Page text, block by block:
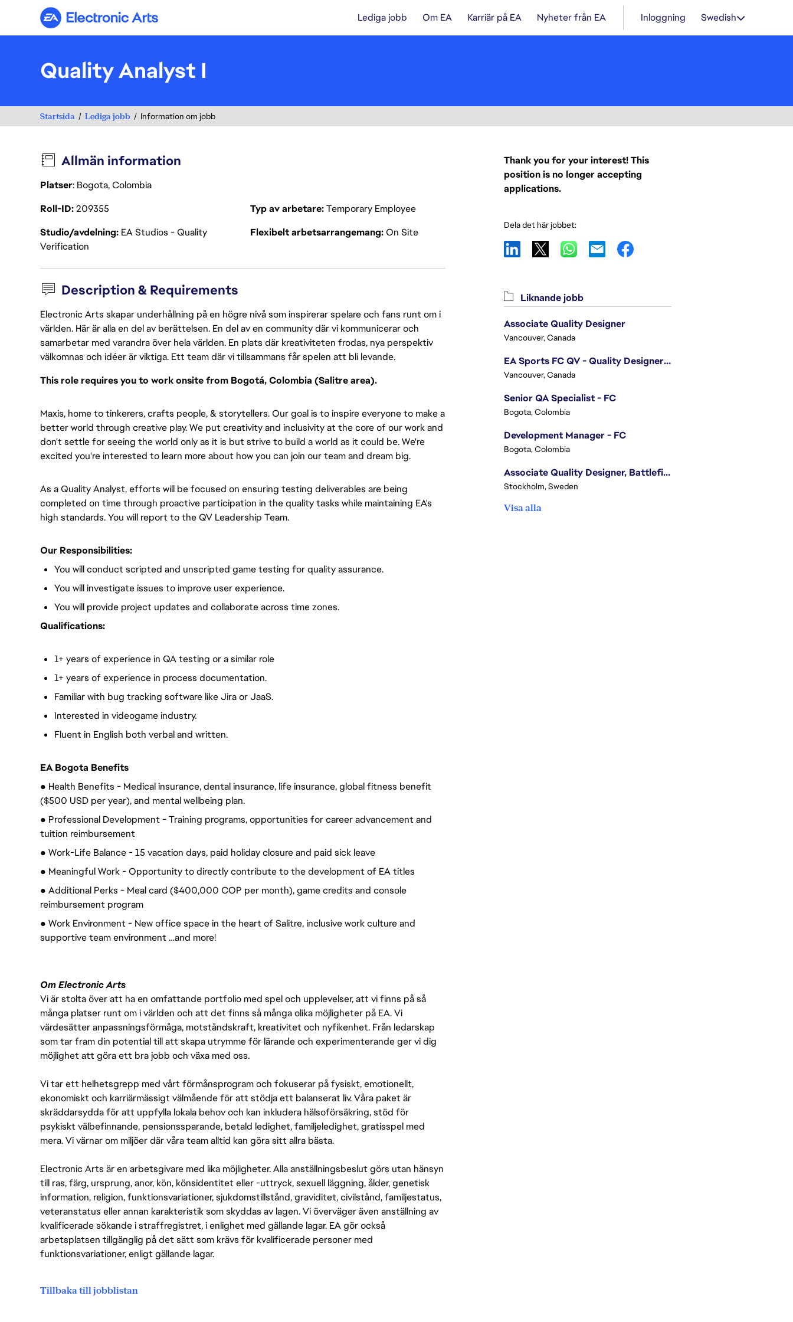
Electronic Arts Lediga jobb Om EA Karriär på EA Nyheter från EA Inloggning Swedish
Quality Analyst I
Startsida Lediga jobb Information om jobb
Allmän information
Platser: Bogota, Colombia
Roll-ID209355 Typ av arbetare Temporary Employee
Studio/avdelning EA Studios - Quality
Verification
Flexibelt arbetsarrangemang On Site
Description & Requirements
Electronic Arts skapar underhållning på en högre nivå som inspirerar spelare och fans runt om i
världen. Här är alla en del av berättelsen. En del av en community där vi kommunicerar och
samarbetar med varandra över hela världen. En plats där kreativiteten frodas, nya perspektiv
välkomnas och idéer är viktiga. Ett team där vi tillsammans får spelen att bli levande.
This role requires you to work onsite from Bogotá, Colombia (Salitre area).
Maxis, home to tinkerers, crafts people, & storytellers. Our goal is to inspire everyone to make a
better world through creative play. We put creativity and inclusivity at the core of our work and
don't settle for seeing the world only as it is but strive to build a world as it could be. We're
excited you're interested to learn more about how you can join our team and dream big.
As a Quality Analyst, efforts will be focused on ensuring testing deliverables are being
completed on time through proactive participation in the quality tasks while maintaining EA's
high standards. You will report to the QV Leadership Team.
Our Responsibilities:
You will conduct scripted and unscripted game testing for quality assurance.
You will investigate issues to improve user experience.
You will provide project updates and collaborate across time zones.
Qualifications:
1+ years of experience in QA testing or a similar role
1+ years of experience in process documentation.
Familiar with bug tracking software like Jira or JaaS.
Interested in videogame industry.
Fluent in English both verbal and written.
EA Bogota Benefits
● Health Benefits - Medical insurance, dental insurance, life insurance, global fitness benefit
($500 USD per year), and mental wellbeing plan.
● Professional Development - Training programs, opportunities for career advancement and
tuition reimbursement
● Work-Life Balance - 15 vacation days, paid holiday closure and paid sick leave
● Meaningful Work - Opportunity to directly contribute to the development of EA titles
● Additional Perks - Meal card ($400,000 COP per month), game credits and console
reimbursement program
● Work Environment - New office space in the heart of Salitre, inclusive work culture and
supportive team environment …and more!
Om Electronic Arts
Vi är stolta över att ha en omfattande portfolio med spel och upplevelser, att vi finns på så
många platser runt om i världen och att det finns så många olika möjligheter på EA. Vi
värdesätter anpassningsförmåga, motståndskraft, kreativitet och nyfikenhet. Från ledarskap
som tar fram din potential till att skapa utrymme för lärande och experimenterande ger vi dig
möjlighet att göra ett bra jobb och växa med oss.
Vi tar ett helhetsgrepp med vårt förmånsprogram och fokuserar på fysiskt, emotionellt,
ekonomiskt och karriärmässigt välmående för att stödja ett balanserat liv. Våra paket är
skräddarsydda för att uppfylla lokala behov och kan inkludera hälsoförsäkring, stöd för
psykiskt välbefinnande, pensionssparande, betald ledighet, familjeledighet, gratisspel med
mera. Vi värnar om miljöer där våra team alltid kan göra sitt allra bästa.
Electronic Arts är en arbetsgivare med lika möjligheter. Alla anställningsbeslut görs utan hänsyn
till ras, färg, ursprung, anor, kön, könsidentitet eller -uttryck, sexuell läggning, ålder, genetisk
information, religion, funktionsvariationer, sjukdomstillstånd, graviditet, civilstånd, familjestatus,
veteranstatus eller annan karakteristik som skyddas av lagen. Vi överväger även anställning av
kvalificerade sökande i straffregistret, i enlighet med gällande lagar. EA gör också
arbetsplatsen tillgänglig på det sätt som krävs för kvalificerade personer med
funktionsvariationer, enligt gällande lagar.
Tillbaka till jobblistan
Thank you for your interest! This
position is no longer accepting
applications.
Dela det här jobbet:
Liknande jobb
Associate Quality Designer
Vancouver, Canada
EA Sports FC QV - Quality Designer (Companion App)
Vancouver, Canada
Senior QA Specialist - FC
Bogota, Colombia
Development Manager - FC
Bogota, Colombia
Associate Quality Designer, Battlefield QV
Stockholm, Sweden
Visa alla